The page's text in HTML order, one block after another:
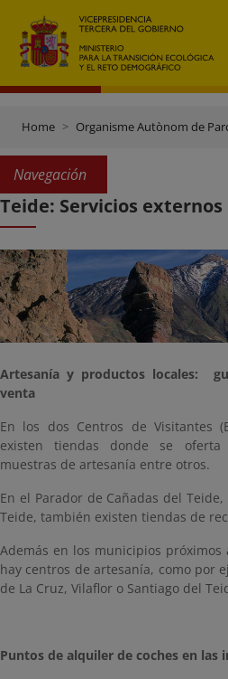
Home Organisme Autònom de
Navegación
Teide: Servicios externos
Artesanía y productos locales:
venta
En los dos Centros de Visitantes
existen tiendas donde se oferta
muestras de artesanía entre otros.
En el Parador de Cañadas del
Teide, también existen tiendas de
Además en los municipios
hay centros de artesanía, como por
de La Cruz, Vilaflor o Santiago del
Puntos de alquiler de coches en las